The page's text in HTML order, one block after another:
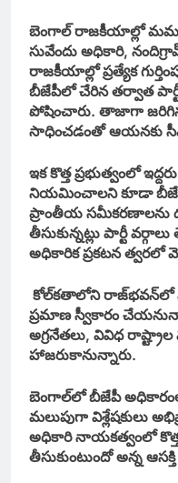
బెంగాల్ రాజకీయాల్లో మమతా
సువేందు అధికారి,
రాజకీయాల్లో ప్రత్యేక
బీజేపీలో చేరిన తర్వాత
పోషించారు. తాజాగా జరిగిన
సాధించడంతో ఆయనకు
ఇక కొత్త ప్రభుత్వంలో
నియమించాలని కూడా
ప్రాంతీయ సమీకరణాలను
తీసుకున్నట్లు పార్టీ
అధికారిక ప్రకటన త్వరలో
కోల్‌కతాలోని రాజ్‌భవన్‌లో
ప్రమాణ స్వీకారం
అగ్రనేతలు, వివిధ రాష్ట్రాల
హాజరుకానున్నారు.
బెంగాల్‌లో బీజేపీ
మలుపుగా విశ్లేషకులు
అధికారి నాయకత్వంలో కొత్త
తీసుకుంటుందో అన్న